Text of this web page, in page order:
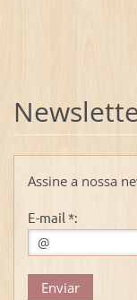
Assine a nossa
E-mail *: